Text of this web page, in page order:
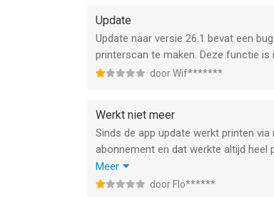
Update
Update naar versie 26.1 bevat een
printerscan te maken. Deze functie is
door Wif*******
Werkt niet meer
Sinds de app update werkt printen
abonnement en dat werkte altijd heel
soms aan vervanging toezijn maar
duurzaam en staat mij tegen.
Meer
door Flo******